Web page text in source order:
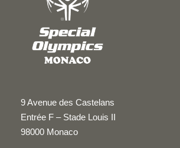
9 Avenue des Castelans
Entrée F – Stade Louis II
98000 Monaco